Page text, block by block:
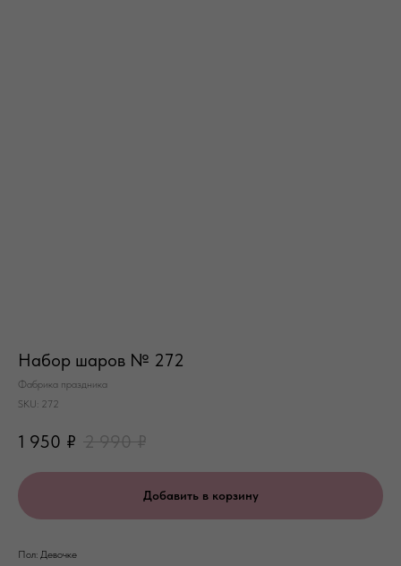
Набор шаров № 272
Фабрика праздника
SKU: 272
1 950 ₽ 2 990 ₽
Добавить в корзину
Пол: Девочке